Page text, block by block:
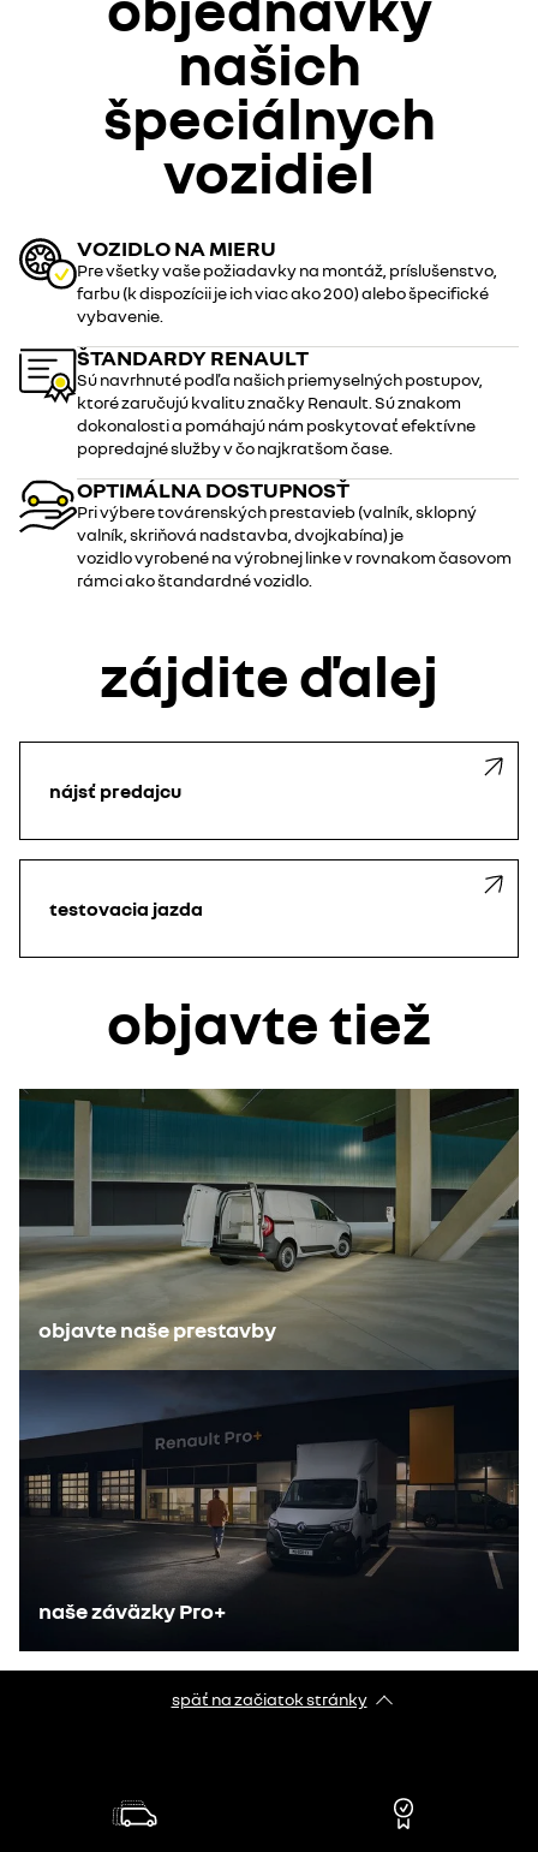
našich
špeciálnych
vozidiel
VOZIDLO NA MIERU
Pre všetky vaše požiadavky na montáž, príslušenstvo,
farbu (k dispozícii je ich viac ako 200) alebo špecifické
vybavenie.
ŠTANDARDY RENAULT
Sú navrhnuté podľa našich priemyselných postupov,
ktoré zaručujú kvalitu značky Renault. Sú znakom
dokonalosti a pomáhajú nám poskytovať efektívne
popredajné služby v čo najkratšom čase.
OPTIMÁLNA DOSTUPNOSŤ
Pri výbere továrenských prestavieb (valník, sklopný
valník, skriňová nadstavba, dvojkabína) je
vozidlo vyrobené na výrobnej linke v rovnakom časovom
rámci ako štandardné vozidlo.​
zájdite ďalej
nájsť predajcu
testovacia jazda
objavte tiež
objavte naše prestavby
naše záväzky Pro+
späť na začiatok stránky